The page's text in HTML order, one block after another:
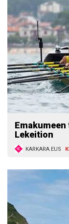
Lekeition
KARKARA.EUS